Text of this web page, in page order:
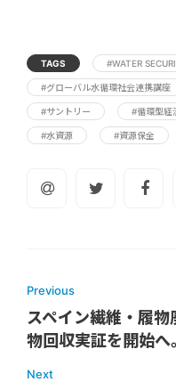
TAGS #WATER
#グローバル水循環社会連携講座
#サントリー #循環型経
#水資源 #資源保全
Previous
スペイン繊維・履
物回収実証を開始
Next